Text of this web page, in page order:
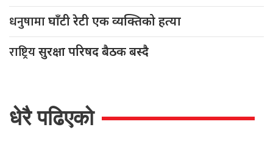
धनुषामाघाँटी रेटी एक व्यक्तिको हत्या
राष्ट्रियसुरक्षा परिषद बैठक बस्दै
धेरै पढिएको